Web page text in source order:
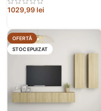
1029,99 lei
OFERTĂ
STOC EPUIZAT